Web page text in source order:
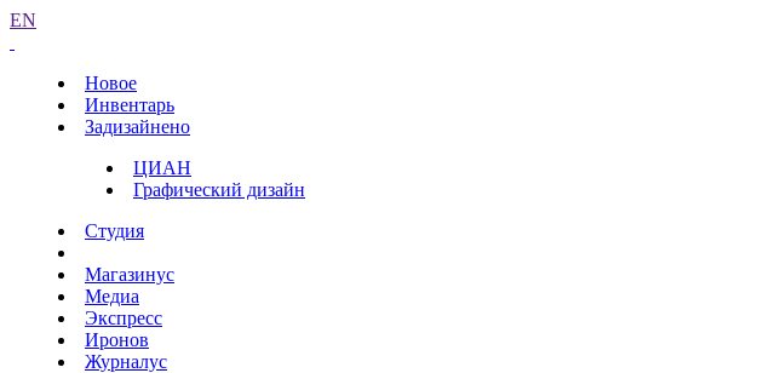
EN
Новое
Инвентарь
Задизайнено
ЦИАН
Графический дизайн
Студия
Магазинус
Медиа
Экспресс
Иронов
Журналус